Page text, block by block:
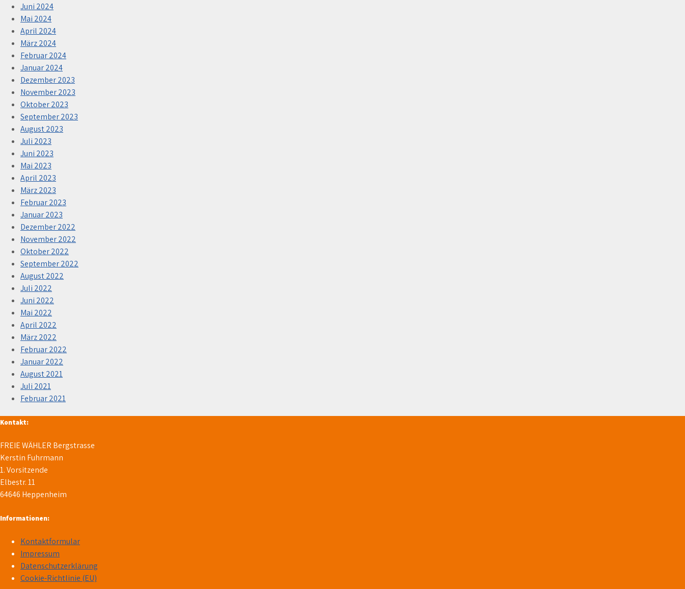
Juni 2024
Mai 2024
April 2024
März 2024
Februar 2024
Januar 2024
Dezember 2023
November 2023
Oktober 2023
September 2023
August 2023
Juli 2023
Juni 2023
Mai 2023
April 2023
März 2023
Februar 2023
Januar 2023
Dezember 2022
November 2022
Oktober 2022
September 2022
August 2022
Juli 2022
Juni 2022
Mai 2022
April 2022
März 2022
Februar 2022
Januar 2022
August 2021
Juli 2021
Februar 2021
Kontakt:
FREIE WÄHLER Bergstrasse
Kerstin Fuhrmann
1. Vorsitzende
Elbestr. 11
64646 Heppenheim
Informationen:
Kontaktformular
Impressum
Datenschutzerklärung
Cookie-Richtlinie (EU)